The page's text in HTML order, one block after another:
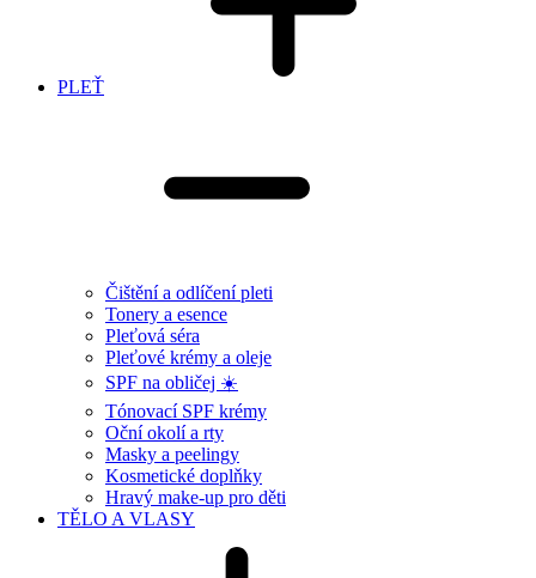
PLEŤ
Čištění a odlíčení pleti
Tonery a esence
Pleťová séra
Pleťové krémy a oleje
SPF na obličej ☀️
Tónovací SPF krémy
Oční okolí a rty
Masky a peelingy
Kosmetické doplňky
Hravý make-up pro děti
TĚLO A VLASY